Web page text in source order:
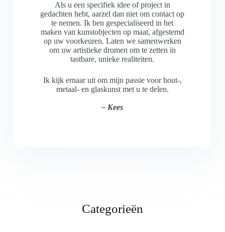
Als u een specifiek idee of project in
gedachten hebt, aarzel dan niet om contact op
te nemen. Ik ben gespecialiseerd in het
maken van kunstobjecten op maat, afgestemd
op uw voorkeuren. Laten we samenwerken
om uw artistieke dromen om te zetten in
tastbare, unieke realiteiten.
Ik kijk ernaar uit om mijn passie voor hout-,
metaal- en glaskunst met u te delen.
– Kees
Categorieën